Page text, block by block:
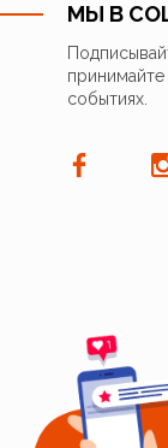
МЫ В
событиях.